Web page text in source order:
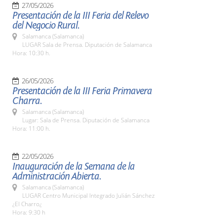
27/05/2026
Presentación de la III Feria del Relevo
del Negocio Rural.
Salamanca (Salamanca)
LUGAR Sala de Prensa. Diputación de Salamanca
Hora: 10:30 h.
26/05/2026
Presentación de la III Feria Primavera
Charra.
Salamanca (Salamanca)
Lugar: Sala de Prensa. Diputación de Salamanca
Hora: 11:00 h.
22/05/2026
Inauguración de la Semana de la
Administración Abierta.
Salamanca (Salamanca)
LUGAR Centro Municipal Integrado Julián Sánchez
¿El Charro¿
Hora: 9:30 h